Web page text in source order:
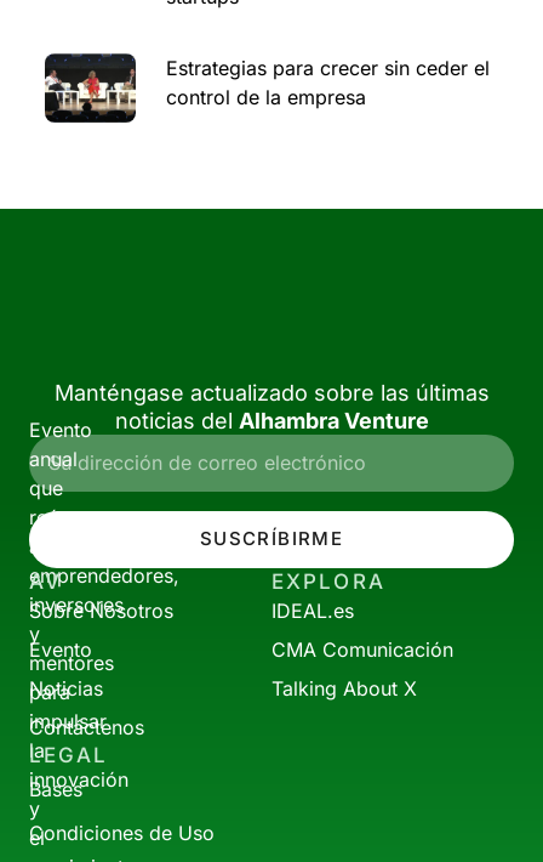
Estrategias para crecer sin ceder el
control de la empresa
Evento
anual
que
reúne
a
emprendedores,
inversores
y
mentores
para
impulsar
la
innovación
y
el
Manténgase actualizado sobre las últimas
noticias del Alhambra Venture
SUSCRÍBIRME
AV
Sobre Nosotros
Evento
Noticias
Contáctenos
EXPLORA
IDEAL.es
CMA Comunicación
Talking About X
LEGAL
Bases
Condiciones de Uso